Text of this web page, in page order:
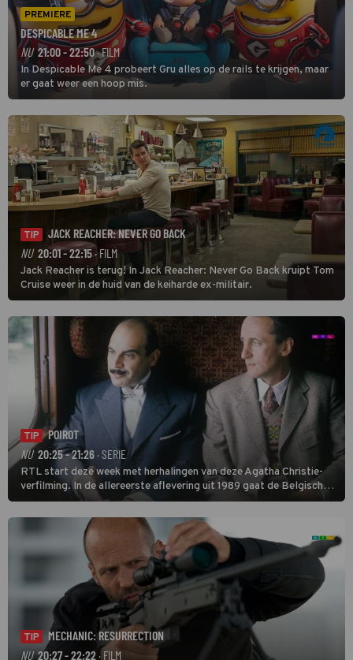
PREMIERE
DESPICABLE ME 4
NU 21:00 - 22:50· FILM
In Despicable Me 4 probeert Gru alles op de rails te krijgen, maar
er gaat weer een hoop mis.
TIP
JACK REACHER: NEVER GO BACK
NU 20:01 - 22:15· FILM
Jack Reacher is terug! In Jack Reacher: Never Go Back kruipt Tom
Cruise weer in de huid van de keiharde ex-militair.
TIP
POIROT
NU 20:25 - 21:26 · SERIE
RTL start deze week met herhalingen van deze Agatha Christie-
verfilming. In de allereerste aflevering uit 1989 gaat de Belgische
speurder op zoek naar een vermiste kok. Poirot raakt al snel
verwikkeld in een moordzaak. (HH)
TIP
MECHANIC: RESURRECTION
NU 20:27 - 22:22· FILM